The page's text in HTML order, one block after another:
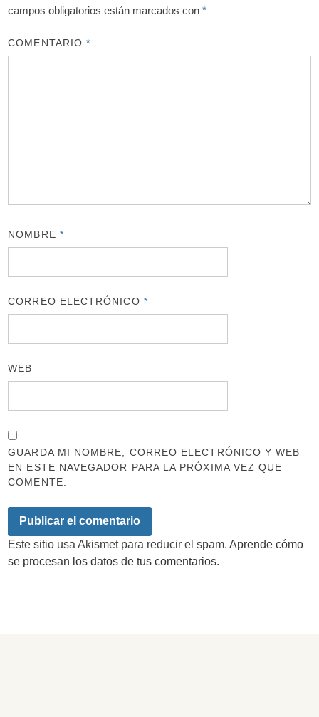
campos obligatorios están marcados con*
COMENTARIO*
NOMBRE *
CORREO ELECTRÓNICO *
WEB
GUARDA MI NOMBRE, CORREO ELECTRÓNICO Y WEB
EN ESTE NAVEGADOR PARA LA PRÓXIMA VEZ QUE
COMENTE.
Este sitio usa Akismet para reducir el spam.Aprende cómo
se procesan los datos de tus comentarios.